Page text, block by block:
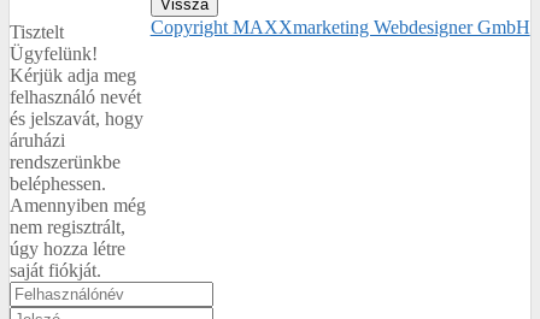
Copyright MAXXmarketing Webdesigner GmbH
Tisztelt
Ügyfelünk!
Kérjük adja meg
felhasználó nevét
és jelszavát, hogy
áruházi
rendszerünkbe
beléphessen.
Amennyiben még
nem regisztrált,
úgy hozza létre
saját fiókját.